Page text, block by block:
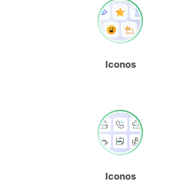
Iconos
Iconos